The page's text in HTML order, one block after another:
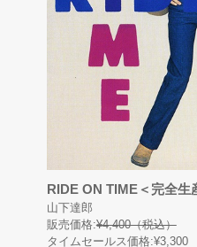
RIDE ON TIME＜完全生
山下達郎
販売価格:¥4,400（税込）
タイムセールス価格:¥3,300